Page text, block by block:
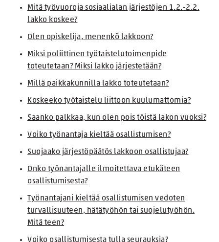
Mitä työvuoroja sosiaalialan järjestöjen 1.2.-2.2.
lakko koskee?
Olen opiskelija, menenkö lakkoon?
Miksi poliittinen työtaistelutoimenpide
toteutetaan? Miksi lakko järjestetään?
Millä paikkakunnilla lakko toteutetaan?
Koskeeko työtaistelu liittoon kuulumattomia?
Saanko palkkaa, kun olen pois töistä lakon vuoksi?
Voiko työnantaja kieltää osallistumisen?
Suojaako järjestöpäätös lakkoon osallistujaa?
Onko työnantajalle ilmoitettava etukäteen
osallistumisesta?
Työnantajani kieltää osallistumisen vedoten
turvallisuuteen, hätätyöhön tai suojelutyöhön.
Mitä teen?
Voiko osallistumisesta tulla seurauksia?